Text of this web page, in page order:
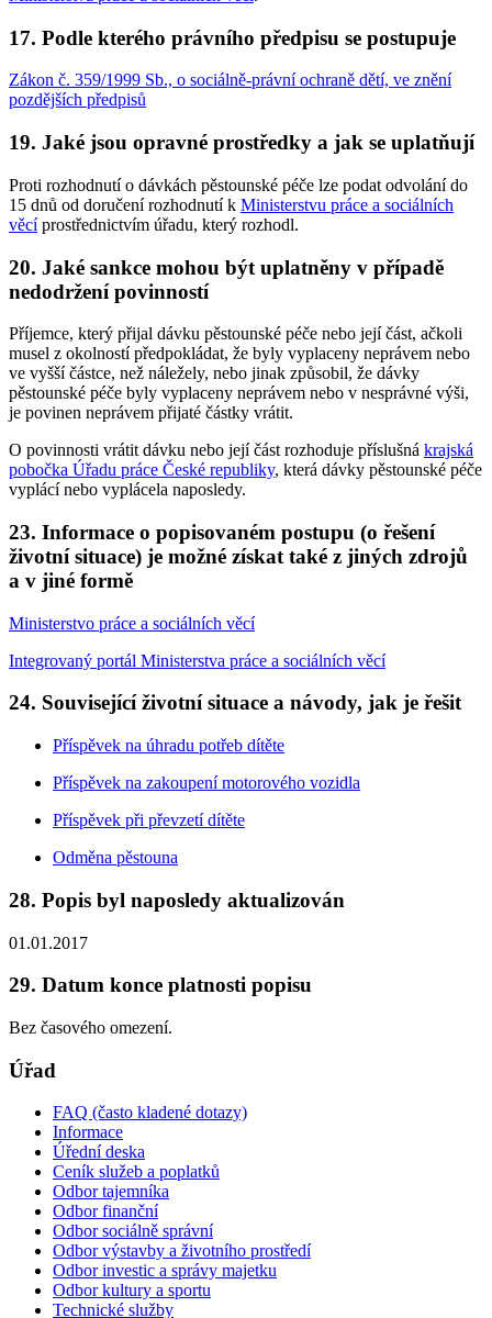
17. Podle kterého právního předpisu se postupuje
Zákon č. 359/1999 Sb., o sociálně-právní ochraně dětí, ve znění
pozdějších předpisů
19. Jaké jsou opravné prostředky a jak se uplatňují
Proti rozhodnutí o dávkách pěstounské péče lze podat odvolání do
15 dnů od doručení rozhodnutí k Ministerstvu práce a sociálních
věcíprostřednictvím úřadu, který rozhodl.
20. Jaké sankce mohou být uplatněny v případě
nedodržení povinností
Příjemce, který přijal dávku pěstounské péče nebo její část, ačkoli
musel z okolností předpokládat, že byly vyplaceny neprávem nebo
ve vyšší částce, než náležely, nebo jinak způsobil, že dávky
pěstounské péče byly vyplaceny neprávem nebo v nesprávné výši,
je povinen neprávem přijaté částky vrátit.
O povinnosti vrátit dávku nebo její část rozhoduje příslušná krajská
pobočka Úřadu práce České republiky, která dávky pěstounské péče
vyplácí nebo vyplácela naposledy.
23. Informace o popisovaném postupu (o řešení
životní situace) je možné získat také z jiných zdrojů
a v jiné formě
Ministerstvo práce a sociálních věcí
Integrovaný portál Ministerstva práce a sociálních věcí
24. Související životní situace a návody, jak je řešit
Příspěvek na úhradu potřeb dítěte
Příspěvek na zakoupení motorového vozidla
Příspěvek při převzetí dítěte
Odměna pěstouna
28. Popis byl naposledy aktualizován
01.01.2017
29. Datum konce platnosti popisu
Bez časového omezení.
Úřad
FAQ (často kladené dotazy)
Informace
Úřední deska
Ceník služeb a poplatků
Odbor tajemníka
Odbor finanční
Odbor sociálně správní
Odbor výstavby a životního prostředí
Odbor investic a správy majetku
Odbor kultury a sportu
Technické služby